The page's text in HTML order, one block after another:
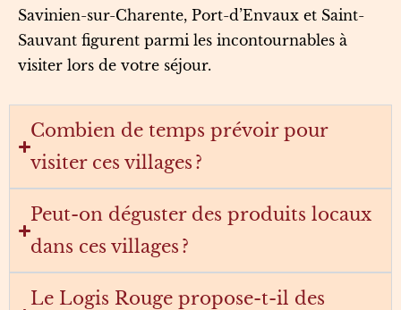
Savinien-sur-Charente, Port-d’Envaux et Saint-
Sauvant figurent parmi les incontournables à
visiter lors de votre séjour.
Combien de temps prévoir pour
visiter ces villages ?
Peut-on déguster des produits locaux
dans ces villages ?
Le Logis Rouge propose-t-il des